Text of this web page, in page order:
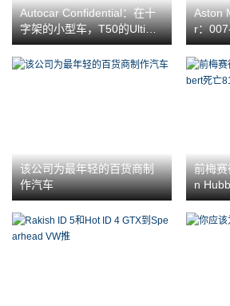
Autocar Confidential：在十
字架的小型车，T50的Ultima
Bodyshell等
Aston
r：
该公司为最年轻的百货商制
作汽车
前梅
n